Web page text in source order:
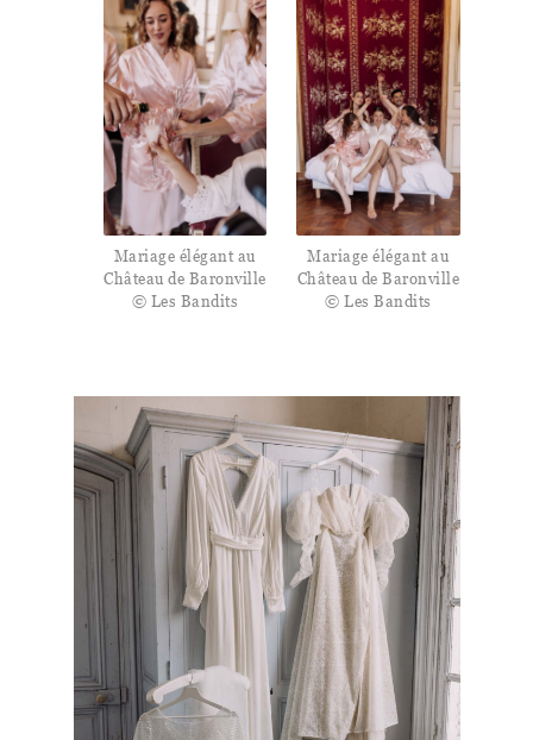
Mariage élégant au
Château de Baronville
© Les Bandits
Mariage élégant au
Château de Baronville
© Les Bandits